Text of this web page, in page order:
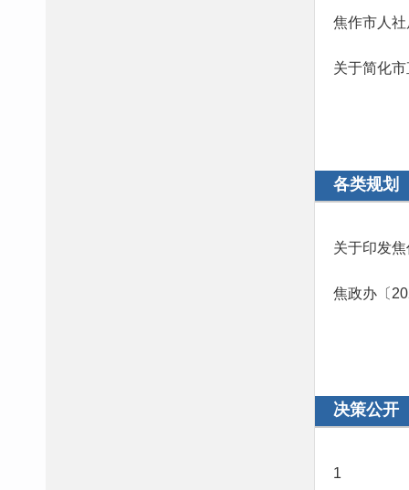
焦作市人
关于简化
各类规划
关于印发
焦政办〔
决策公开
1